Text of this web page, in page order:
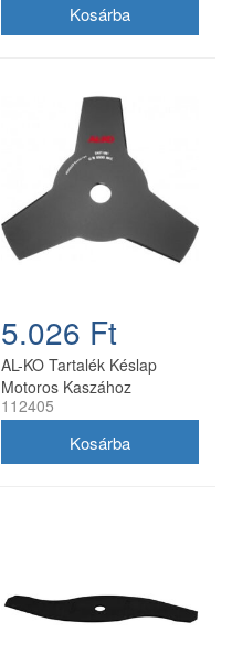
5.026 Ft
AL-KO Tartalék Késlap
Motoros Kaszához
112405